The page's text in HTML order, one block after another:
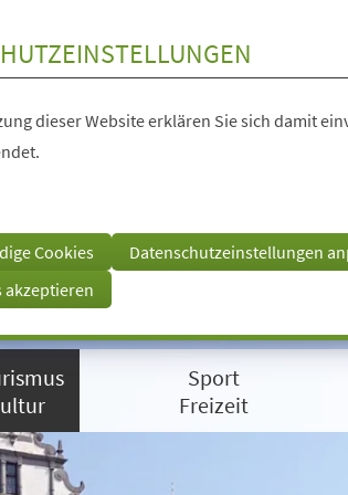
dieser Website erklären Sie sich damit
Cookies
Datenschutzeinstellungen
akzeptieren
Sport
Freizeit